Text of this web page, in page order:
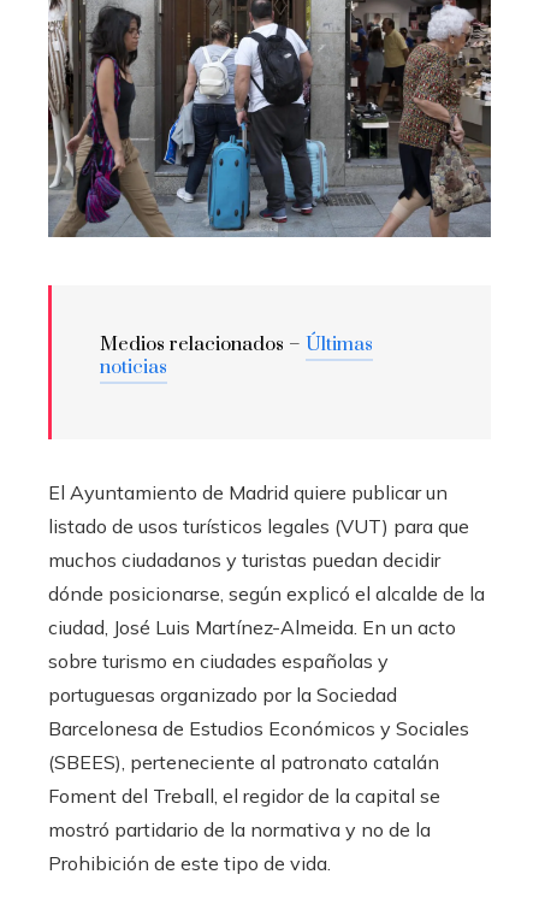
Medios relacionados – Últimas
noticias
El Ayuntamiento de Madrid quiere publicar un
listado de usos turísticos legales (VUT) para que
muchos ciudadanos y turistas puedan decidir
dónde posicionarse, según explicó el alcalde de la
ciudad, José Luis Martínez-Almeida. En un acto
sobre turismo en ciudades españolas y
portuguesas organizado por la Sociedad
Barcelonesa de Estudios Económicos y Sociales
(SBEES), perteneciente al patronato catalán
Foment del Treball, el regidor de la capital se
mostró partidario de la normativa y no de la
Prohibición de este tipo de vida.